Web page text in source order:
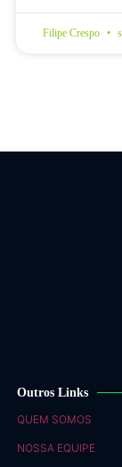
Filipe Crespo
Outros Links
QUEM SOMOS
NOSSA EQUIPE